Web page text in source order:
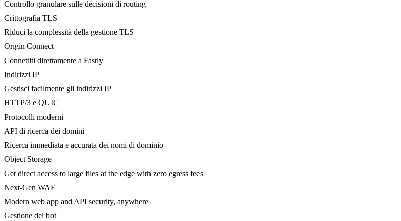
Controllo granulare sulle decisioni di routing
Crittografia TLS
Riduci la complessità della gestione TLS
Origin Connect
Connettiti direttamente a Fastly
Indirizzi IP
Gestisci facilmente gli indirizzi IP
HTTP/3 e QUIC
Protocolli moderni
API di ricerca dei domini
Ricerca immediata e accurata dei nomi di dominio
Object Storage
Get direct access to large files at the edge with zero egress fees
Next-Gen WAF
Modern web app and API security, anywhere
Gestione dei bot